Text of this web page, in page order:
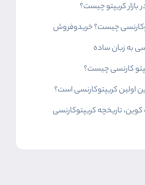
کریپتو چیست؟
چیست؟ خریدوفروش
به زبان ساده
کارنسی چیست؟
اولین کریپتوکارنسی است؟
تاریخچه کریپتوکارنسی